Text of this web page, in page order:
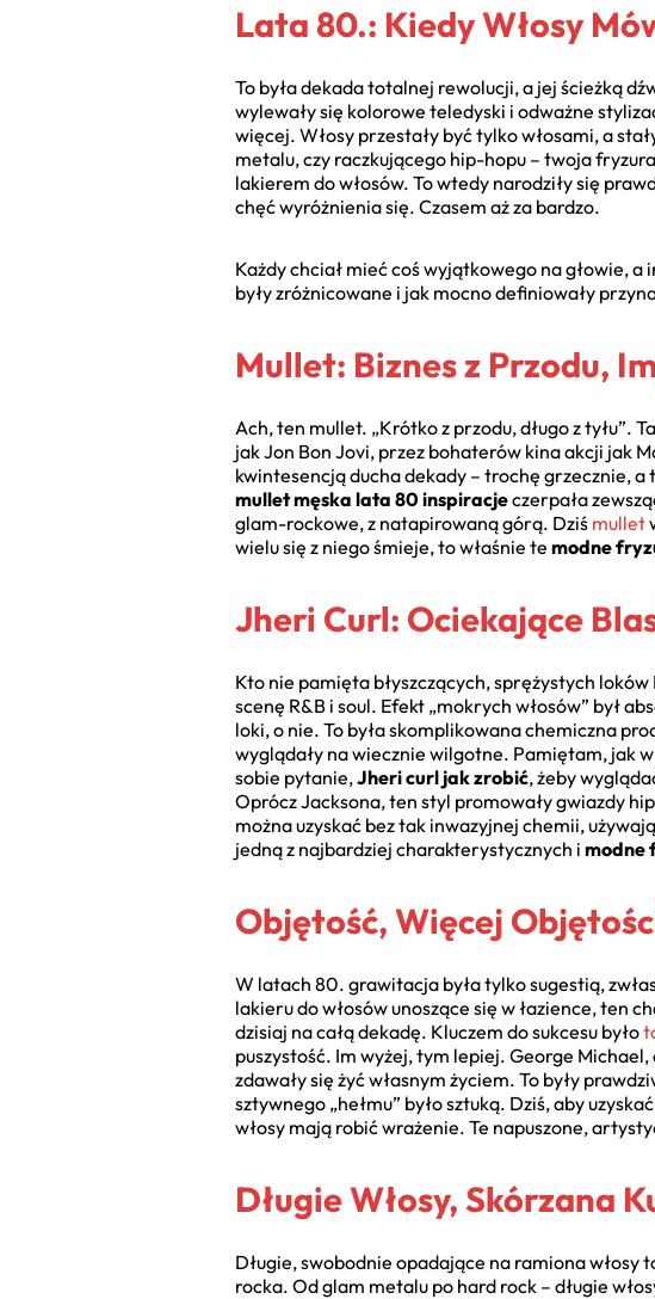
Lata 80.: Kiedy Włosy
To była dekada totalnej rewolucji, a jej ścieżką
wylewały się kolorowe teledyski i odważne
więcej. Włosy przestały być tylko włosami, a
metalu, czy raczkującego hip-hopu – twoja
lakierem do włosów. To wtedy narodziły się
chęć wyróżnienia się. Czasem aż za bardzo.
Każdy chciał mieć coś wyjątkowego na głowie,
były zróżnicowane i jak mocno definiowały
Mullet: Biznes z Przodu,
Ach, ten mullet. „Krótko z przodu, długo z tyłu”.
jak Jon Bon Jovi, przez bohaterów kina akcji jak
kwintesencją ducha dekady – trochę grzecznie,
mullet męska lata 80 inspiracjeczerpała
glam-rockowe, z natapirowaną górą. Dziś mullet
wielu się z niego śmieje, to właśnie te modne
Jheri Curl: Ociekające
Kto nie pamięta błyszczących, sprężystych
scenę R&B i soul. Efekt „mokrych włosów” był
loki, o nie. To była skomplikowana chemiczna
wyglądały na wiecznie wilgotne. Pamiętam, jak
sobie pytanie,Jheri curl jak zrobić, żeby
Oprócz Jacksona, ten styl promowały gwiazdy
można uzyskać bez tak inwazyjnej chemii,
jedną z najbardziej charakterystycznych i modne
Objętość, Więcej
W latach 80. grawitacja była tylko sugestią,
lakieru do włosów unoszące się w łazience, ten
dzisiaj na całą dekadę. Kluczem do sukcesu było
puszystość. Im wyżej, tym lepiej. George
zdawały się żyć własnym życiem. To były
sztywnego „hełmu” było sztuką. Dziś, aby
włosy mają robić wrażenie. Te napuszone,
Długie Włosy, Skórzana
Długie, swobodnie opadające na ramiona włosy
rocka. Od glam metalu po hard rock – długie